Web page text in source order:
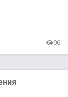
96